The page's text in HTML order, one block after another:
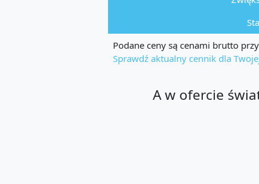
Podane ceny są cenami brutto
Sprawdź aktualny cennik dla
A w ofercie